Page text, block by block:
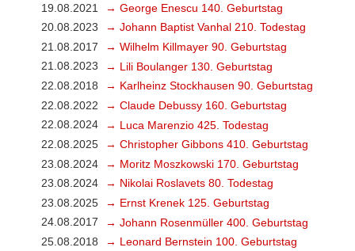
19.08.2021
→ George Enescu 140. Geburtstag
20.08.2023
→ Johann Baptist Vanhal 210. Todestag
21.08.2017
→ Wilhelm Killmayer 90. Geburtstag
21.08.2023
→ Lili Boulanger 130. Geburtstag
22.08.2018
→ Karlheinz Stockhausen 90. Geburtstag
22.08.2022
→ Claude Debussy 160. Geburtstag
22.08.2024
→ Luca Marenzio 425. Todestag
22.08.2025
→ Christopher Gibbons 410. Geburtstag
23.08.2024
→ Moritz Moszkowski 170. Geburtstag
23.08.2024
→ Nikolai Roslavets 80. Todestag
23.08.2025
→ Ernst Krenek 125. Geburtstag
24.08.2017
→ Johann Rosenmüller 400. Geburtstag
25.08.2018
→ Leonard Bernstein 100. Geburtstag